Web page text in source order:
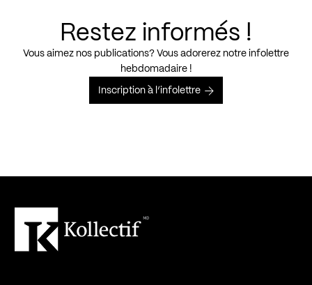
Restez informés !
Vous aimez nos publications? Vous adorerez notre infolettre
hebdomadaire !
Inscription à l’infolettre